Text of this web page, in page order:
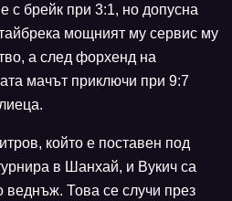
с брейк при 3:1, но допусна
мощният му сервис му
а след форхенд на
мачът приключи при 9:7
който е поставен под
в Шанхай, и Вукич са
Това се случи през